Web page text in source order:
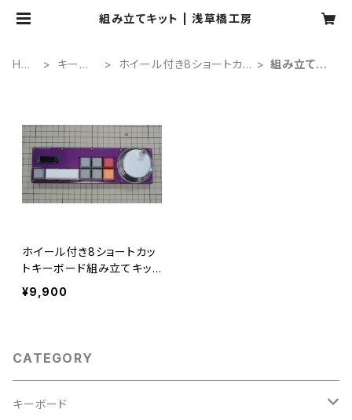
組み立てキット | 浅草橋工房
HO
キーボ
ホイール付き8ショートカッ
組み立てキ
ホイール付き8ショートカッ
トキーボード組み立てキット
（8K1RE）
¥9,900
CATEGORY
キーボード